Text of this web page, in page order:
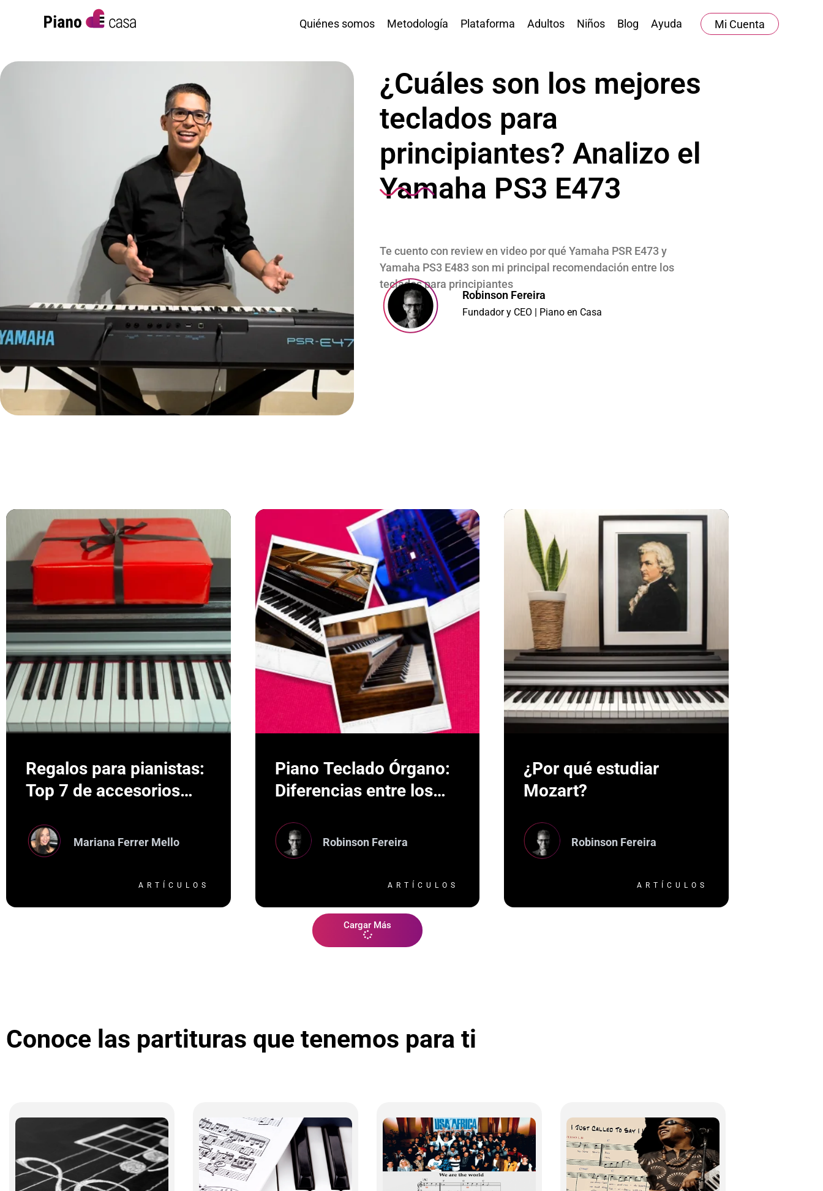
Quiénes somos Metodología Plataforma Adultos Niños Blog Ayuda Mi Cuenta
¿Cuáles son los mejores
teclados para
principiantes? Analizo el
Yamaha PS3 E473
Te cuento con review en video por qué Yamaha PSR E473 y
Yamaha PS3 E483 son mi principal recomendación entre los
teclados para principiantes
ARTÍCULOS
Regalos para pianistas:
Top 7 de accesorios
Mariana Ferrer Mello
ARTÍCULOS
Piano Teclado Órgano:
Diferencias entre los
Robinson Fereira
ARTÍCULOS
¿Por qué estudiar
Mozart?
Robinson Fereira
Cargar Más
Conoce las partituras que tenemos para ti